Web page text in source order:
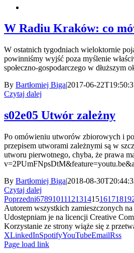
W Radiu Kraków: co
W ostatnich tygodniach wieloktornie
powinniśmy wyjść poza myślenie
społeczno-gospodarczego w
By Bartłomiej Biga|2017-06-
Czytaj dalej
s02e05 Utwór zależny
Po omówieniu utworów zbiorowych i
przepisem utworami zależnymi są w
utworu pierwotnego, chyba, że prawa
By Bartłomiej Biga|2018-08-
Czytaj dalej
Poprzedni678910111213141516171819
Autorem wszystkich zamieszczonych
Udostępniam je na licencji Creative
Korzystanie ze strony wiąże się z
XLinkedInSpotifyYouTubeEmailRss
Page load link